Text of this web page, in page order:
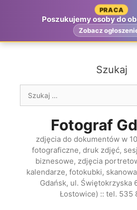
PRACA
Poszukujemy osoby do
Zobacz
Szukaj
Fotograf
zdjęcia do dokumentów w
fotograficzne, druk zdjęć,
biznesowe, zdjęcia
kalendarze, fotokubki,
Gdańsk, ul. Świętokrzyska
Łostowice) :: tel. 535